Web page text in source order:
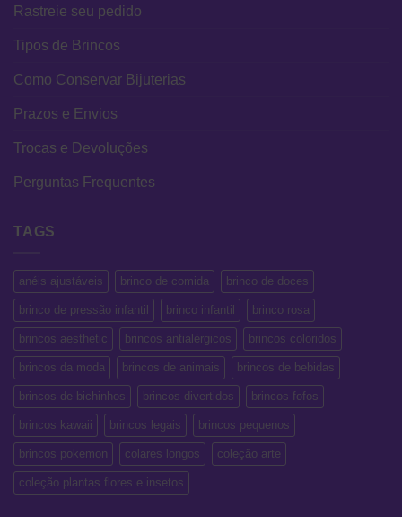
Rastreie seu pedido
Tipos de Brincos
Como Conservar Bijuterias
Prazos e Envios
Trocas e Devoluções
Perguntas Frequentes
TAGS
anéis ajustáveis brinco de comida brinco de doces
brinco de pressão infantil brinco infantil brinco rosa
brincos aesthetic brincos antialérgicos brincos coloridos
brincos da moda brincos de animais brincos de bebidas
brincos de bichinhos brincos divertidos brincos fofos
brincos kawaii brincos legais brincos pequenos
brincos pokemon colares longos coleção arte
coleção plantas flores e insetos